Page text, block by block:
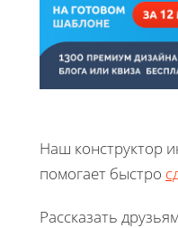
Наш конструктор
помогает быстро
Рассказать